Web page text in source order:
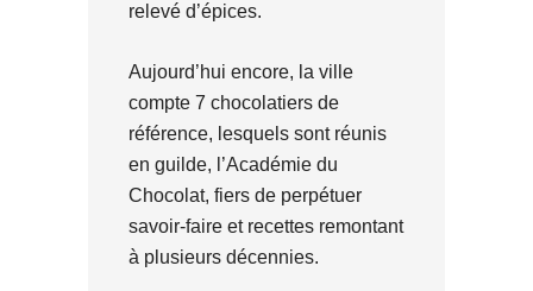
relevé d’épices.
Aujourd’hui encore, la ville
compte 7 chocolatiers de
référence, lesquels sont réunis
en guilde, l’Académie du
Chocolat, fiers de perpétuer
savoir-faire et recettes remontant
à plusieurs décennies.